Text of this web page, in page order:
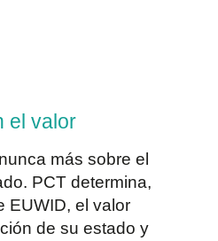
el valor
más sobre el
PCT determina,
EUWID, el valor
de su estado y